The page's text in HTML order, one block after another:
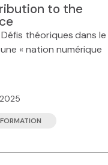
to the
théoriques dans le
« nation numérique